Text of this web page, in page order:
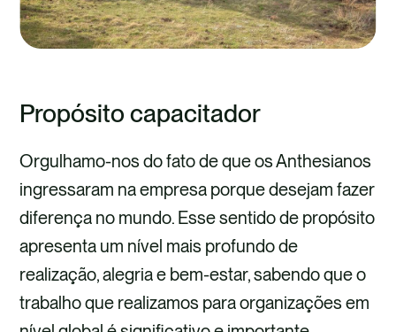
Propósito capacitador
Orgulhamo-nos do fato de que os Anthesianos
ingressaram na empresa porque desejam fazer
diferença no mundo. Esse sentido de propósito
apresenta um nível mais profundo de
realização, alegria e bem-estar, sabendo que o
trabalho que realizamos para organizações em